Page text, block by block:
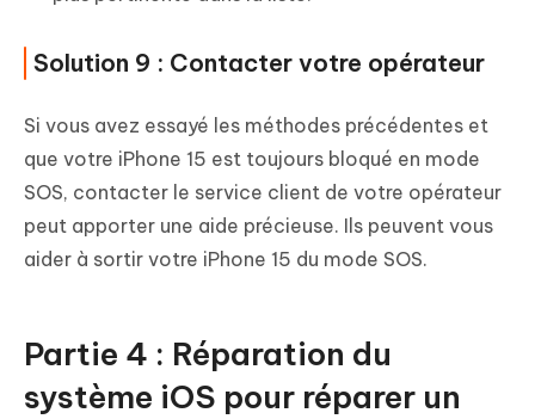
Solution 9 : Contacter votre opérateur
Si vous avez essayé les méthodes précédentes et
que votre iPhone 15 est toujours bloqué en mode
SOS, contacter le service client de votre opérateur
peut apporter une aide précieuse. Ils peuvent vous
aider à sortir votre iPhone 15 du mode SOS.
Partie 4 : Réparation du
système iOS pour réparer un